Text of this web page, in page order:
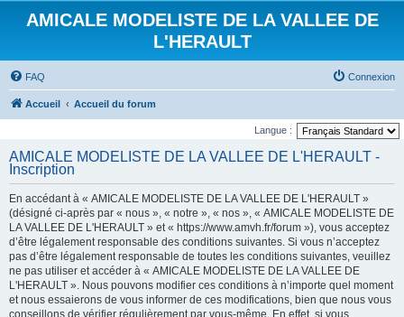
AMICALE MODELISTE DE LA VALLEE DE
L'HERAULT
FAQ Connexion
Accueil Accueil du forum
Langue :
AMICALE MODELISTE DE LA VALLEE DE L'HERAULT -
Inscription
En accédant à « AMICALE MODELISTE DE LA VALLEE DE L'HERAULT »
(désigné ci-après par « nous », « notre », « nos », « AMICALE MODELISTE DE
LA VALLEE DE L'HERAULT » et « https://www.amvh.fr/forum »), vous acceptez
d’être légalement responsable des conditions suivantes. Si vous n’acceptez
pas d’être légalement responsable de toutes les conditions suivantes, veuillez
ne pas utiliser et accéder à « AMICALE MODELISTE DE LA VALLEE DE
L'HERAULT ». Nous pouvons modifier ces conditions à n’importe quel moment
et nous essaierons de vous informer de ces modifications, bien que nous vous
conseillons de vérifier régulièrement par vous-même. En effet, si vous